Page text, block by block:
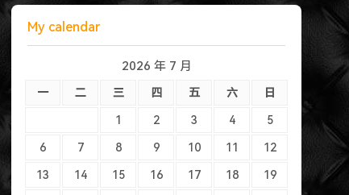
My calendar
2026 年 7 月
一 二 三 四 五 六 日
1 2 3 4 5
6 7 8 9 10 11 12
13 14 15 16 17 18 19